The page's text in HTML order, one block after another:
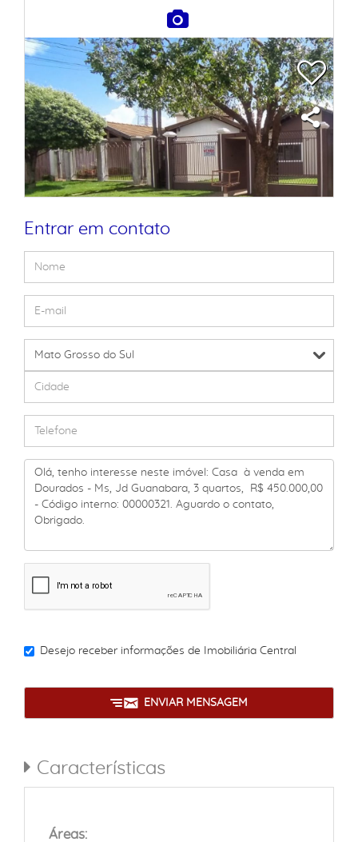
Entrar em contato
Desejo receber informações de Imobiliária Central
ENVIAR MENSAGEM
Características
Áreas: